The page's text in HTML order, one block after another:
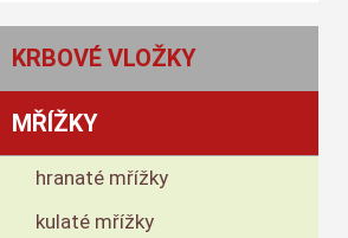
KRBOVÉ VLOŽKY
MŘÍŽKY
hranaté mřížky
kulaté mřížky